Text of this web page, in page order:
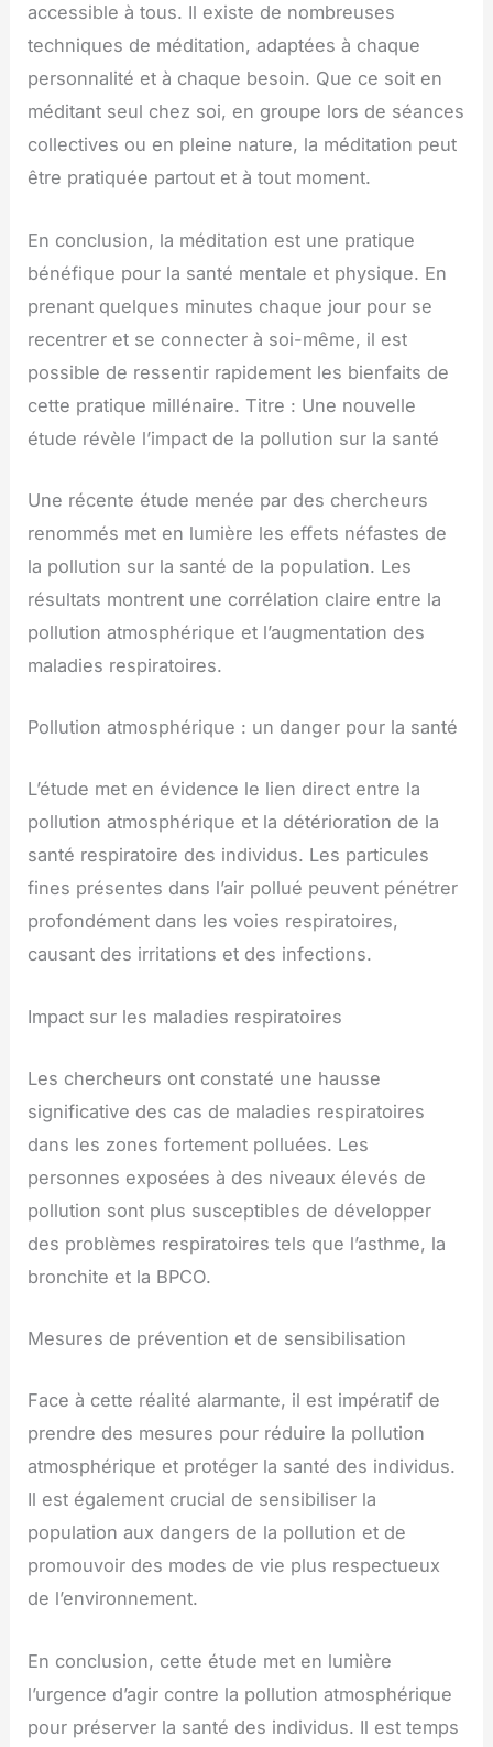
accessible à tous. Il existe de nombreuses
techniques de méditation, adaptées à chaque
personnalité et à chaque besoin. Que ce soit en
méditant seul chez soi, en groupe lors de séances
collectives ou en pleine nature, la méditation peut
être pratiquée partout et à tout moment.
En conclusion, la méditation est une pratique
bénéfique pour la santé mentale et physique. En
prenant quelques minutes chaque jour pour se
recentrer et se connecter à soi-même, il est
possible de ressentir rapidement les bienfaits de
cette pratique millénaire. Titre : Une nouvelle
étude révèle l’impact de la pollution sur la santé
Une récente étude menée par des chercheurs
renommés met en lumière les effets néfastes de
la pollution sur la santé de la population. Les
résultats montrent une corrélation claire entre la
pollution atmosphérique et l’augmentation des
maladies respiratoires.
Pollution atmosphérique : un danger pour la santé
L’étude met en évidence le lien direct entre la
pollution atmosphérique et la détérioration de la
santé respiratoire des individus. Les particules
fines présentes dans l’air pollué peuvent pénétrer
profondément dans les voies respiratoires,
causant des irritations et des infections.
Impact sur les maladies respiratoires
Les chercheurs ont constaté une hausse
significative des cas de maladies respiratoires
dans les zones fortement polluées. Les
personnes exposées à des niveaux élevés de
pollution sont plus susceptibles de développer
des problèmes respiratoires tels que l’asthme, la
bronchite et la BPCO.
Mesures de prévention et de sensibilisation
Face à cette réalité alarmante, il est impératif de
prendre des mesures pour réduire la pollution
atmosphérique et protéger la santé des individus.
Il est également crucial de sensibiliser la
population aux dangers de la pollution et de
promouvoir des modes de vie plus respectueux
de l’environnement.
En conclusion, cette étude met en lumière
l’urgence d’agir contre la pollution atmosphérique
pour préserver la santé des individus. Il est temps